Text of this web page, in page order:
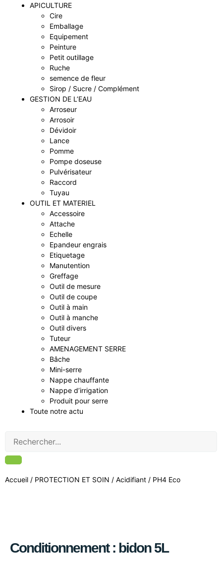
APICULTURE
Cire
Emballage
Equipement
Peinture
Petit outillage
Ruche
semence de fleur
Sirop / Sucre / Complément
GESTION DE L’EAU
Arroseur
Arrosoir
Dévidoir
Lance
Pomme
Pompe doseuse
Pulvérisateur
Raccord
Tuyau
OUTIL ET MATERIEL
Accessoire
Attache
Echelle
Epandeur engrais
Etiquetage
Manutention
Greffage
Outil de mesure
Outil de coupe
Outil à main
Outil à manche
Outil divers
Tuteur
AMENAGEMENT SERRE
Bâche
Mini-serre
Nappe chauffante
Nappe d’irrigation
Produit pour serre
Toute notre actu
Accueil / PROTECTION ET SOIN / Acidifiant / PH4 Eco
Conditionnement : bidon 5L